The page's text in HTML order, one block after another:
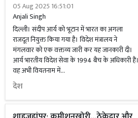
05 Aug 2025 16:51:01
Anjali Singh
दिल्ली। संदीप आर्य को भूटान में भारत का अगला
राजदूत नियुक्त किया गया है। विदेश मंत्रालय ने
मंगलवार को एक वक्तव्य जारी कर यह जानकारी दी।
आर्य भारतीय विदेश सेवा के 1994 बैच के अधिकारी हैं।
वह अभी वियतनाम में...
देश